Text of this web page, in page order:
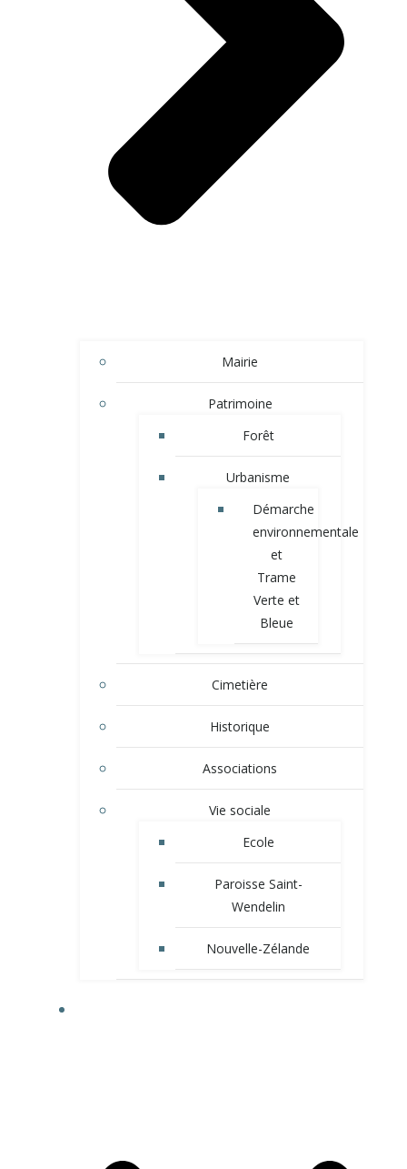
Mairie
Patrimoine
Forêt
Urbanisme
Démarche
environnementale
et
Trame
Verte et
Bleue
Cimetière
Historique
Associations
Vie sociale
Ecole
Paroisse Saint-
Wendelin
Nouvelle-Zélande